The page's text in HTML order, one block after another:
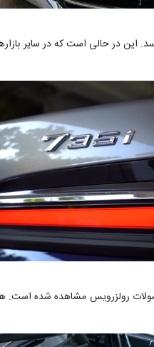
پیش از این فقط در محصولات رولزرویس